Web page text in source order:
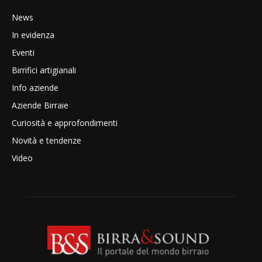
News
In evidenza
Eventi
Birrifici artigianali
Info aziende
Aziende Birraie
Curiosità e approfondimenti
Novità e tendenze
Video